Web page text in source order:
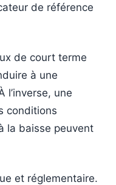
de référence
de court terme
à une
l’inverse, une
conditions
la baisse peuvent
et réglementaire.